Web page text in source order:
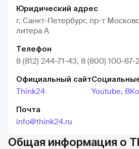
Юридический адрес
г. Санкт-Петербург, пр-т
литера А
Телефон
8 (812) 244-71-43, 8 (800) 100-67-
Официальный сайт
Think24 Youtube,
Почта
info@think24.ru
Общая информация о